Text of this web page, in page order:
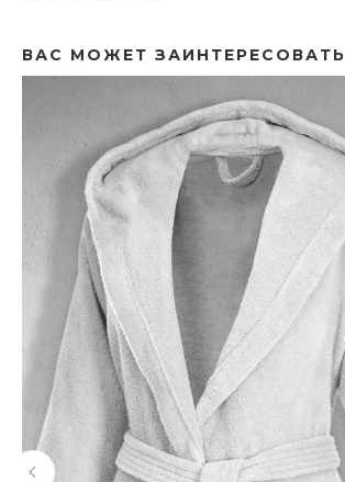
ВАС МОЖЕТ ЗАИНТЕРЕСОВАТЬ